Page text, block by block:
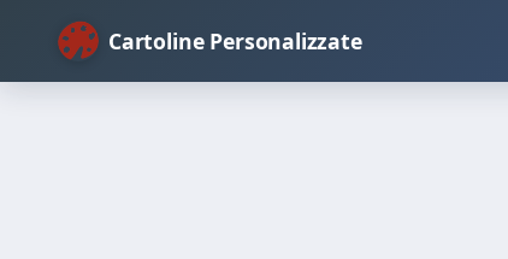
Cartoline Personalizzate